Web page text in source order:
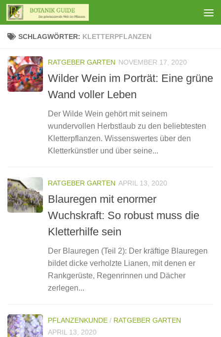
Zum Inhalt springen
SCHLAGWÖRTER: KLETTERPFLANZEN
RATGEBER GARTEN NOVEMBER 17, 2020
Wilder Wein im Porträt: Eine grüne
Wand voller Leben
Der Wilde Wein gehört mit seinem
wundervollen Herbstlaub zu den beliebtesten
Kletterpflanzen. Wissenswertes über den
Kletterkünstler und über seine...
RATGEBER GARTEN APRIL 13, 2020
Blauregen mit enormer
Wuchskraft: So robust muss die
Kletterhilfe sein
Der Blauregen (Teil 2): Der kräftige Blauregen
bildet dicke verholzte Lianen, mit denen er
Rankgerüste, Regenrinnen und Dächer
zerlegen...
PFLANZENKUNDE / RATGEBER GARTEN
APRIL 13, 2020